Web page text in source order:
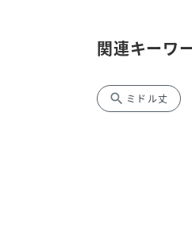
関連キーワ
search ミドル丈